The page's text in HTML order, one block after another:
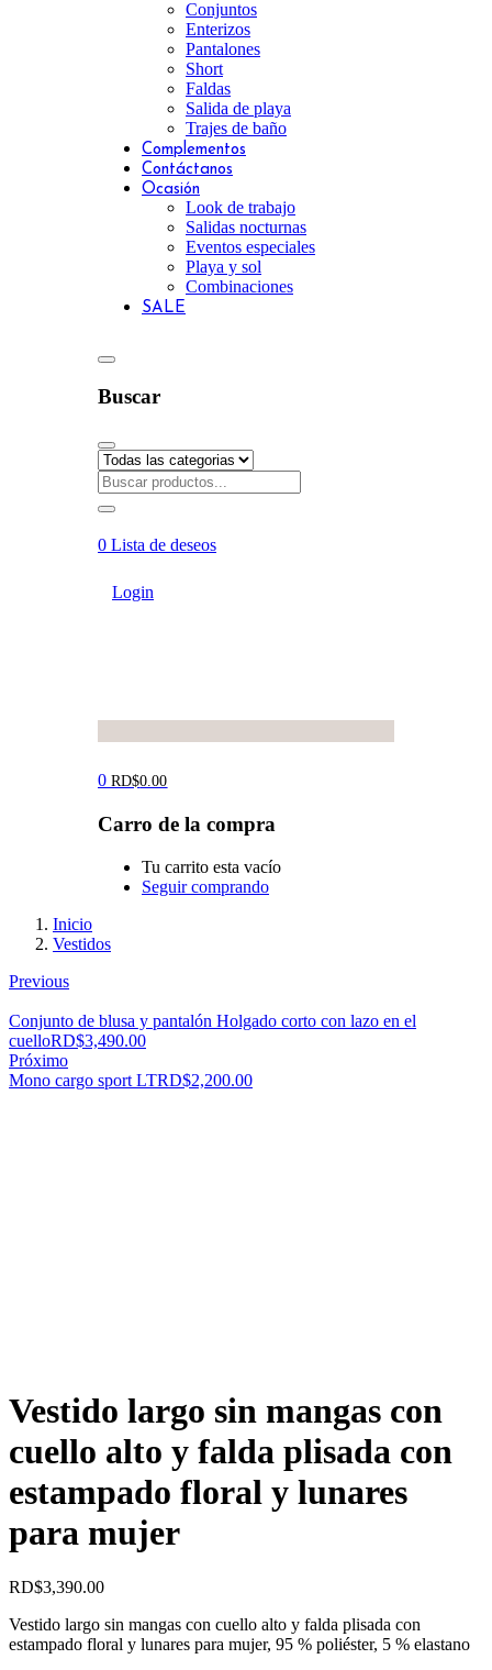
Conjuntos
Enterizos
Pantalones
Short
Faldas
Salida de playa
Trajes de baño
Complementos
Contáctanos
Ocasión
Look de trabajo
Salidas nocturnas
Eventos especiales
Playa y sol
Combinaciones
SALE
Buscar
0 Lista de deseos
Login
0 RD$0.00
Carro de la compra
Tu carrito esta vacío
Seguir comprando
Inicio
Vestidos
Previous
Conjunto de blusa y pantalón Holgado corto con lazo en el
cuelloRD$3,490.00
Próximo
Mono cargo sport LTRD$2,200.00
Vestido largo sin mangas con
cuello alto y falda plisada con
estampado floral y lunares
para mujer
RD$3,390.00
Vestido largo sin mangas con cuello alto y falda plisada con
estampado floral y lunares para mujer, 95 % poliéster, 5 % elastano